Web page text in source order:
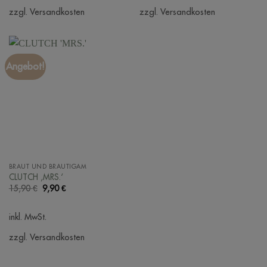
zzgl. Versandkosten
zzgl. Versandkosten
Angebot!
BRAUT UND BRÄUTIGAM
CLUTCH ‚MRS.‘
15,90€ Ursprünglicher
Preis
9,90€Aktueller
inkl. MwSt.
zzgl. Versandkosten